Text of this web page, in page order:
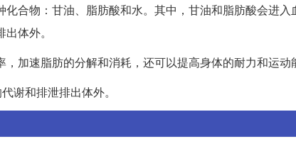
合物：甘油、脂肪酸和水。其中，甘油和脂肪酸会进入
体外。
加速脂肪的分解和消耗，还可以提高身体的耐力和运动
谢和排泄排出体外。